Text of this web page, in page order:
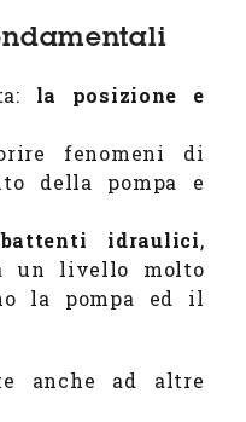
la posizione e
fenomeni di
della pompa e
battenti idraulici,
un livello molto
la pompa ed il
anche ad altre